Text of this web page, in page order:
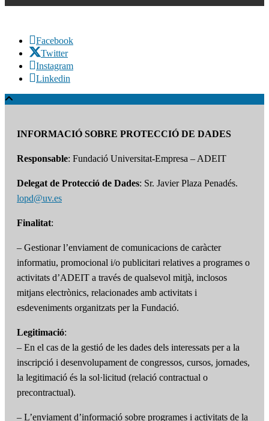
Facebook
Twitter
Instagram
Linkedin
INFORMACIÓ SOBRE PROTECCIÓ DE DADES
Responsable: Fundació Universitat-Empresa – ADEIT
Delegat de Protecció de Dades: Sr. Javier Plaza Penadés.
lopd@uv.es
Finalitat:
– Gestionar l’enviament de comunicacions de caràcter
informatiu, promocional i/o publicitari relatives a programes o
activitats d’ADEIT a través de qualsevol mitjà, inclosos
mitjans electrònics, relacionades amb activitats i
esdeveniments organitzats per la Fundació.
Legitimació:
– En el cas de la gestió de les dades dels interessats per a la
inscripció i desenvolupament de congressos, cursos, jornades,
la legitimació és la sol·licitud (relació contractual o
precontractual).
– L’enviament d’informació sobre programes i activitats de la